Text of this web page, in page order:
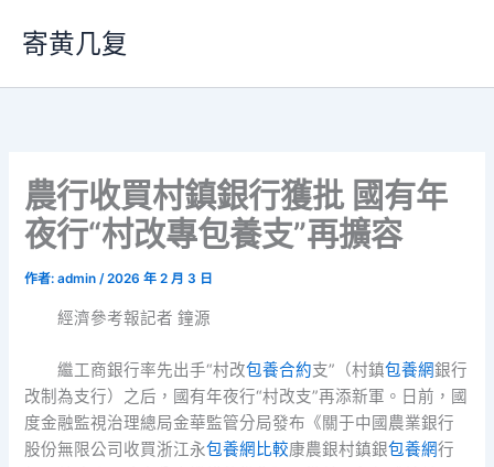
要
寄黄几复
農行收買村鎮銀行獲批 國有年
夜行“村改專包養支”再擴容
作者:admin/2026 年 2 月 3 日
經濟參考報記者 鐘源
繼工商銀行率先出手“村改包養合約支”（村鎮包養網銀行
改制為支行）之后，國有年夜行“村改支”再添新軍。日前，國
度金融監視治理總局金華監管分局發布《關于中國農業銀行
股份無限公司收買浙江永包養網比較康農銀村鎮銀包養網行